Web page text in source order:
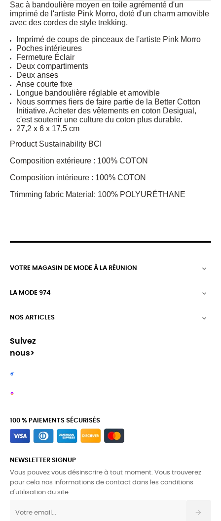
Sac à bandoulière moyen en toile agrémenté d'un
imprimé de l'artiste Pink Morro, doté d'un charm amovible
avec des cordes de style trekking.
Imprimé de coups de pinceaux de l'artiste Pink Morro
Poches intérieures
Fermeture Éclair
Deux compartiments
Deux anses
Anse courte fixe
Longue bandoulière réglable et amovible
Nous sommes fiers de faire partie de la Better Cotton
Initiative. Acheter des vêtements en coton Desigual,
c'est soutenir une culture du coton plus durable.
27,2 x 6 x 17,5 cm
Product Sustainability BCI
Composition extérieure : 100% COTON
Composition intérieure : 100% COTON
Trimming fabric Material: 100% POLYURÉTHANE
VOTRE MAGASIN DE MODE À LA RÉUNION 
LA MODE 974 
NOS ARTICLES 
Suivez
nous>
100 % PAIEMENTS SÉCURISÉS
NEWSLETTER SIGNUP
Vous pouvez vous désinscrire à tout moment. Vous trouverez
pour cela nos informations de contact dans les conditions
d'utilisation du site.